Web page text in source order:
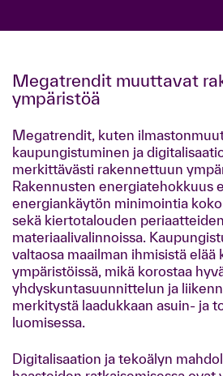
Megatrendit muuttavat rakennettua
ympäristöä
Megatrendit, kuten
kaupungistuminen ja
merkittävästi rakennettuun
Rakennusten energiatehokkuus
energiankäytön minimointia
sekä kiertotalouden
materiaalivalinnoissa.
valtaosa maailman ihmisistä elää
ympäristöissä, mikä korostaa
yhdyskuntasuunnittelun ja
merkitystä laadukkaan asuin- ja
luomisessa.
Digitalisaation ja tekoälyn